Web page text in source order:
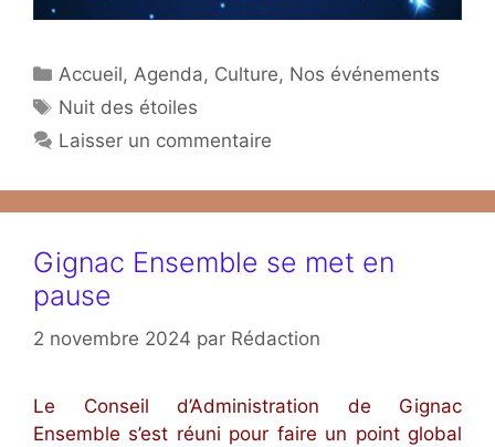
Catégories
Accueil,Agenda, Culture, Nos événements
Étiquettes
Nuit des étoiles
Laisser un commentaire
Gignac Ensemble se met en
pause
2 novembre 2024 par Rédaction
Le Conseil d’Administration de Gignac
Ensemble s’est réuni pour faire un point global